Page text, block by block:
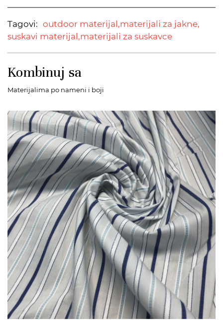
Tagovi: outdoor materijal,materijali za jakne,
suskavi materijal,materijali za suskavce
Kombinuj sa
Materijalima po nameni i boji